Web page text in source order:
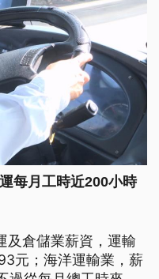
每月工時近200小時
及倉儲業薪資，運輸
元；海洋運輸業，薪